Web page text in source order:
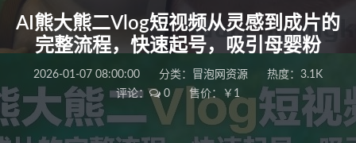
AI熊大熊二Vlog短视频从灵感到成片的
完整流程，快速起号，吸引母婴粉
2026-01-07 08:00:00 分类： 冒泡网资源
热度：3.1K
评论：
0 售价：￥1